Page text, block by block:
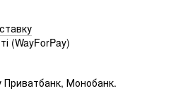
(WayForPay)
Приватбанк, Монобанк.